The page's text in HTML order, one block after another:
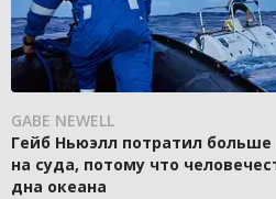
GABE NEWELL
Гейб Ньюэлл потратил
на суда, потому что
дна океана